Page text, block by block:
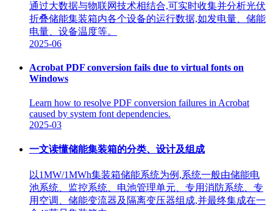
通过大数据与物联网技术相结合,可实时收集并分析光伏
折叠储能集装箱内各个设备的运行数据,如发电量、储能
电量、设备温度等。
2025-06
Acrobat PDF conversion fails due to virtual fonts on
Windows
Learn how to resolve PDF conversion failures in Acrobat
caused by system font dependencies.
2025-03
一文读懂储能集装箱的分类、设计及组成
以1MW/1MWh集装箱储能系统为例,系统一般由储能电
池系统、监控系统、电池管理单元、专用消防系统、专
用空调、储能变流器及隔离变压器组成,并最终集成在一